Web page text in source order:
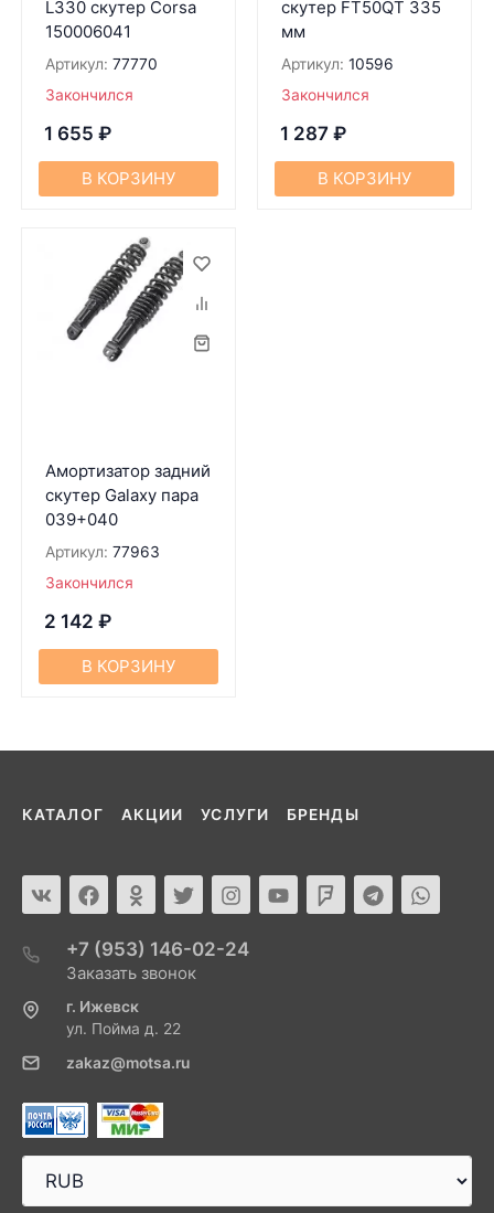
L330 скутер Corsa
150006041
Артикул: 77770
Закончился
1 655 ₽
В КОРЗИНУ
скутер FT50QT 335
мм
Артикул: 10596
Закончился
1 287 ₽
В КОРЗИНУ
Амортизатор задний
скутер Galaxy пара
039+040
Артикул: 77963
Закончился
2 142 ₽
В КОРЗИНУ
КАТАЛОГ АКЦИИ УСЛУГИ БРЕНДЫ
+7 (953) 146-02-24
Заказать звонок
г. Ижевск
ул. Пойма д. 22
zakaz@motsa.ru